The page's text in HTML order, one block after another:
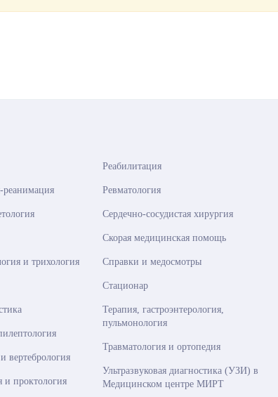
реанимация
и трихология
вертебрология
и проктология
Реабилитация
Ревматология
Сердечно-сосудистая хирургия
Скорая медицинская помощь
Справки и медосмотры
Стационар
Терапия, гастроэнтерология,
пульмонология
Травматология и ортопедия
Ультразвуковая диагностика (УЗИ) в
Медицинском центре МИРТ